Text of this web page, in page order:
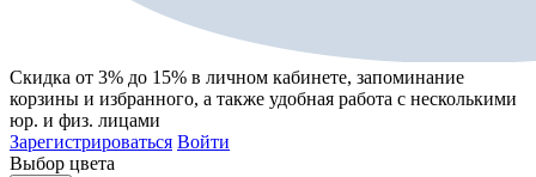
Скидка от 3% до 15% в личном кабинете, запоминание
корзины и избранного, а также удобная работа с несколькими
юр. и физ. лицами
Зарегистрироваться Войти
Выбор цвета